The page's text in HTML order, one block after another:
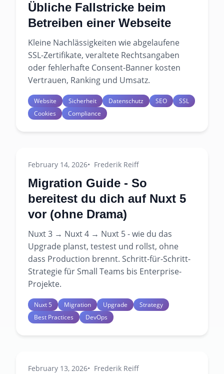
Übliche Fallstricke beim
Betreiben einer Webseite
Kleine Nachlässigkeiten wie abgelaufene
SSL-Zertifikate, veraltete Rechtsangaben
oder fehlerhafte Consent-Banner kosten
Vertrauen, Ranking und Umsatz.
Website Sicherheit Datenschutz SEO
SSL
Cookies
Compliance
February 14, 2026 Frederik Reiff
Migration Guide - So
bereitest du dich auf Nuxt 5
vor (ohne Drama)
Nuxt 3 → Nuxt 4 → Nuxt 5 - wie du das
Upgrade planst, testest und rollst, ohne
dass Production brennt. Schritt-für-Schritt-
Strategie für Small Teams bis Enterprise-
Projekte.
Nuxt 5 Migration Upgrade
Strategy
Best Practices
DevOps
February 13, 2026 Frederik Reiff